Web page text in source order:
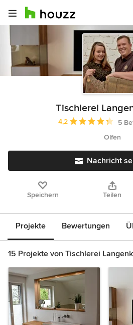
Tischlerei
Durchschnittliche
4,2
5
Olfen
Nachricht
Speichern Teilen
Projekte Bewertungen
15 Projekte von Tischlerei